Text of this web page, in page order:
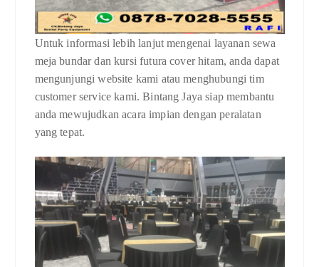
Untuk informasi lebih lanjut mengenai layanan sewa
meja bundar dan kursi futura cover hitam, anda dapat
mengunjungi website kami atau menghubungi tim
customer service kami. Bintang Jaya siap membantu
anda mewujudkan acara impian dengan peralatan
yang tepat.